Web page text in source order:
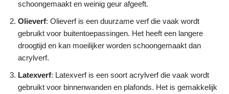
schoongemaakt en weinig geur afgeeft.
Olieverf: Olieverf is een duurzame verf die vaak wordt
gebruikt voor buitentoepassingen. Het heeft een langere
droogtijd en kan moeilijker worden schoongemaakt dan
acrylverf.
Latexverf: Latexverf is een soort acrylverf die vaak wordt
gebruikt voor binnenwanden en plafonds. Het is gemakkelijk